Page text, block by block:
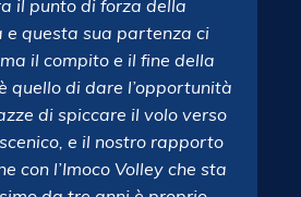
il punto di forza della
e questa sua partenza ci
il compito e il fine della
quello di dare l’opportunità
di spiccare il volo verso
e il nostro rapporto
con l’Imoco Volley che sta